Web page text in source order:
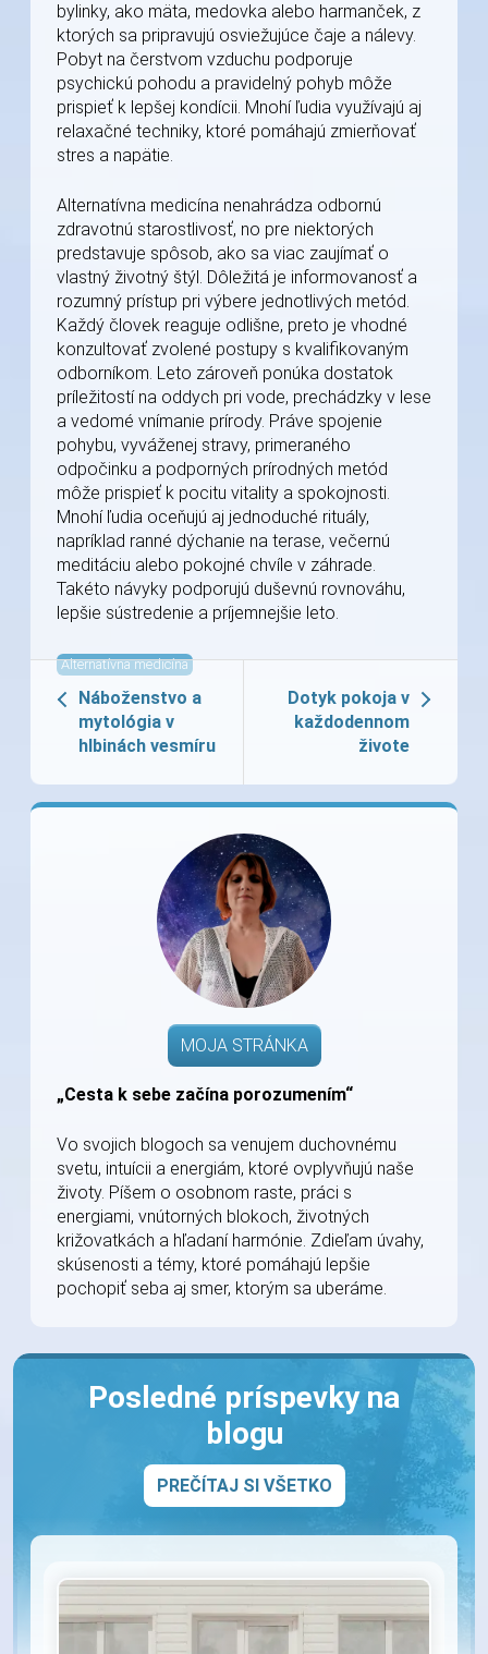
bylinky, ako mäta, medovka alebo harmanček, z
ktorých sa pripravujú osviežujúce čaje a nálevy.
Pobyt na čerstvom vzduchu podporuje
psychickú pohodu a pravidelný pohyb môže
prispieť k lepšej kondícii. Mnohí ľudia využívajú aj
relaxačné techniky, ktoré pomáhajú zmierňovať
stres a napätie.
Alternatívna medicína nenahrádza odbornú
zdravotnú starostlivosť, no pre niektorých
predstavuje spôsob, ako sa viac zaujímať o
vlastný životný štýl. Dôležitá je informovanosť a
rozumný prístup pri výbere jednotlivých metód.
Každý človek reaguje odlišne, preto je vhodné
konzultovať zvolené postupy s kvalifikovaným
odborníkom. Leto zároveň ponúka dostatok
príležitostí na oddych pri vode, prechádzky v lese
a vedomé vnímanie prírody. Práve spojenie
pohybu, vyváženej stravy, primeraného
odpočinku a podporných prírodných metód
môže prispieť k pocitu vitality a spokojnosti.
Mnohí ľudia oceňujú aj jednoduché rituály,
napríklad ranné dýchanie na terase, večernú
meditáciu alebo pokojné chvíle v záhrade.
Takéto návyky podporujú duševnú rovnováhu,
lepšie sústredenie a príjemnejšie leto.
Alternatívna medicína
Náboženstvo a
mytológia v
hlbinách vesmíru
Dotyk pokoja v
každodennom
živote
MOJA STRÁNKA
„Cesta k sebe začína porozumením“
Vo svojich blogoch sa venujem duchovnému
svetu, intuícii a energiám, ktoré ovplyvňujú naše
životy. Píšem o osobnom raste, práci s
energiami, vnútorných blokoch, životných
križovatkách a hľadaní harmónie. Zdieľam úvahy,
skúsenosti a témy, ktoré pomáhajú lepšie
pochopiť seba aj smer, ktorým sa uberáme.
Posledné príspevky na
blogu
PREČÍTAJ SI VŠETKO